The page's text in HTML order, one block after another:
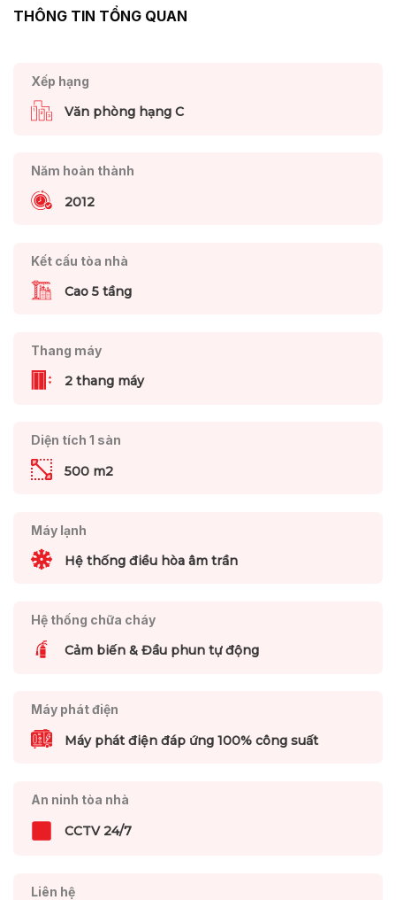
THÔNG TIN TỔNG QUAN
Xếp hạng
Văn phòng hạng C
Năm hoàn thành
2012
Kết cấu tòa nhà
Cao 5 tầng
Thang máy
2 thang máy
Diện tích 1 sàn
500 m2
Máy lạnh
Hệ thống điều hòa âm trần
Hệ thống chữa cháy
Cảm biến & Đầu phun tự động
Máy phát điện
Máy phát điện đáp ứng 100% công suất
An ninh tòa nhà
CCTV 24/7
Liên hệ